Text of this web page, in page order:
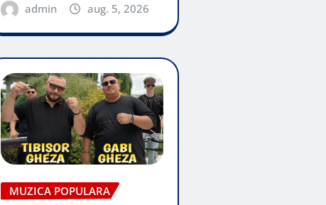
admin aug. 5, 2026
MUZICA POPULARA